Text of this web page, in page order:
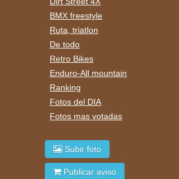
BMX freestyle
Ruta, triatlon
De todo
Retro Bikes
Enduro-All mountain
Ranking
Fotos del DIA
Fotos mas votadas
Subir foto
Publicar aviso